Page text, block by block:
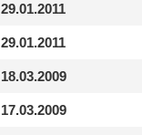
29.01.2011
29.01.2011
18.03.2009
17.03.2009